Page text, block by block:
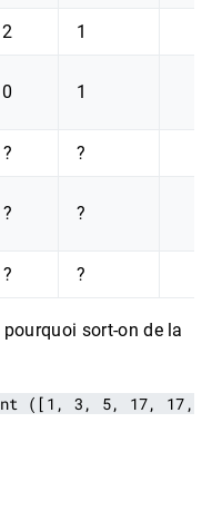
2 1
0 1
? ?
? ?
? ?
pourquoi sort-on de la
([1, 3, 5, 17, 17,